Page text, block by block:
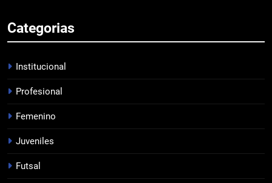
HACÉ EL CANJE
7
8
Categorias
Institucional
Profesional
Femenino
Juveniles
Futsal